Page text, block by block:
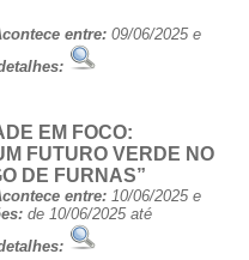
entre: 09/06/2025 e
EM FOCO:
FUTURO VERDE NO
DE FURNAS”
entre: 10/06/2025 e
de 10/06/2025 até